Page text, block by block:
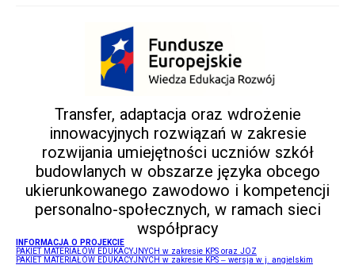
Transfer, adaptacja oraz wdrożenie
innowacyjnych rozwiązań w zakresie
rozwijania umiejętności uczniów szkół
budowlanych w obszarze języka obcego
ukierunkowanego zawodowo i kompetencji
personalno-społecznych, w ramach sieci
współpracy
INFORMACJA O PROJEKCIE
PAKIET MATERIAŁÓW EDUKACYJNYCH w zakresie KPS oraz JOZ
PAKIET MATERIAŁÓW EDUKACYJNYCH w zakresie KPS – wersja w j. angielskim